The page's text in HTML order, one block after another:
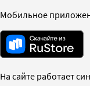
Мобильное
На сайте работает